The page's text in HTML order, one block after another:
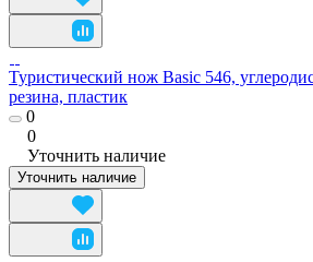
Туристический нож Basic 546,
резина, пластик
0
0
Уточнить наличие
Уточнить наличие